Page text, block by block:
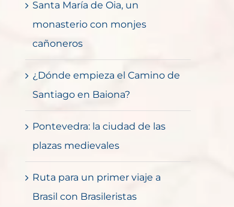
Santa María de Oia, un
monasterio con monjes
cañoneros
¿Dónde empieza el Camino de
Santiago en Baiona?
Pontevedra: la ciudad de las
plazas medievales
Ruta para un primer viaje a
Brasil con Brasileristas